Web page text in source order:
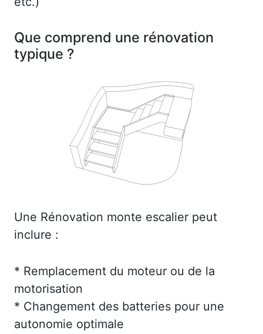
Que comprend une rénovation
typique ?
Une Rénovation monte escalier peut
inclure :
* Remplacement du moteur ou de la
motorisation
* Changement des batteries pour une
autonomie optimale